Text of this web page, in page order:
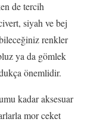
de tercih
siyah ve bej
renkler
ya da gömlek
önemlidir.
kadar aksesuar
mor ceket